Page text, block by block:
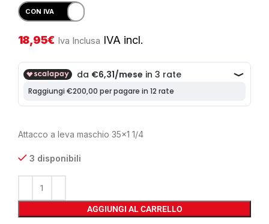
18,95€ Iva Inclusa IVA incl.
Attacco a leva maschio 35×1 1/4
3 disponibili
AGGIUNGI AL CARRELLO